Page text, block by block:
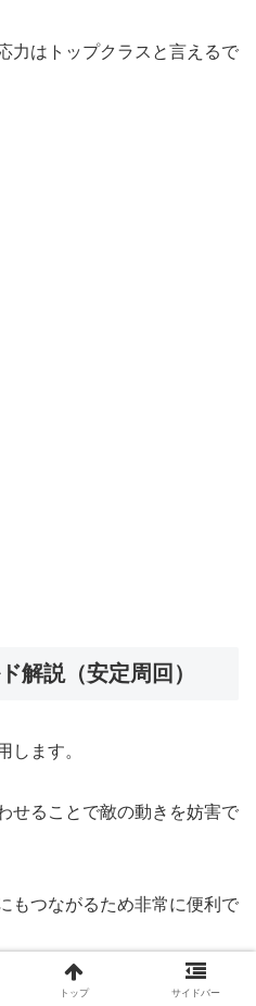
力はトップクラスと言えるで
解説（安定周回）
します。
せることで敵の動きを妨害で
もつながるため非常に便利で
成で十分活躍できます。
トップ サイドバー